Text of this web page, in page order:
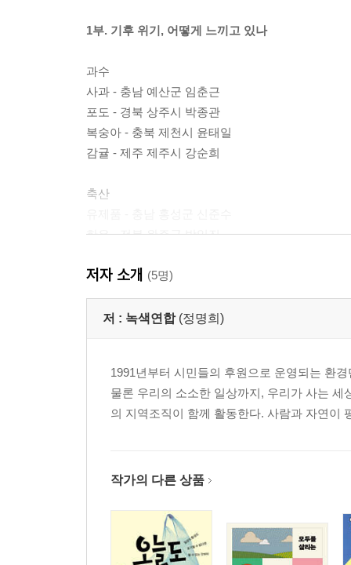
1부. 기후 위기, 어떻게 느끼고 있나
과수
사과 - 충남 예산군 임춘근
포도 - 경북 상주시 박종관
복숭아 - 충북 제천시 윤태일
감귤 - 제주 제주시 강순희
축산
한우 - 전북 완주군 박일진
꿀 - 경기 파주시 박명준
시설
왕우렁이·깻잎 - 전남 곡성군 박경환
쌈채소 - 경기 남양주시 이광재
쌀 - 전북 고창군 이승용
채소 - 충북 괴산군 김진민
쌀 - 전남 곡성군 김현인
저자 소개 (5명)
저 : 녹색연합 (정명희)
1991년부터 시민들의 후원으로 운영되는 환
물론 우리의 소소한 일상까지, 우리가 사는 세
의 지역조직이 함께 활동한다. 사람과 자연이
작가의 다른 상품